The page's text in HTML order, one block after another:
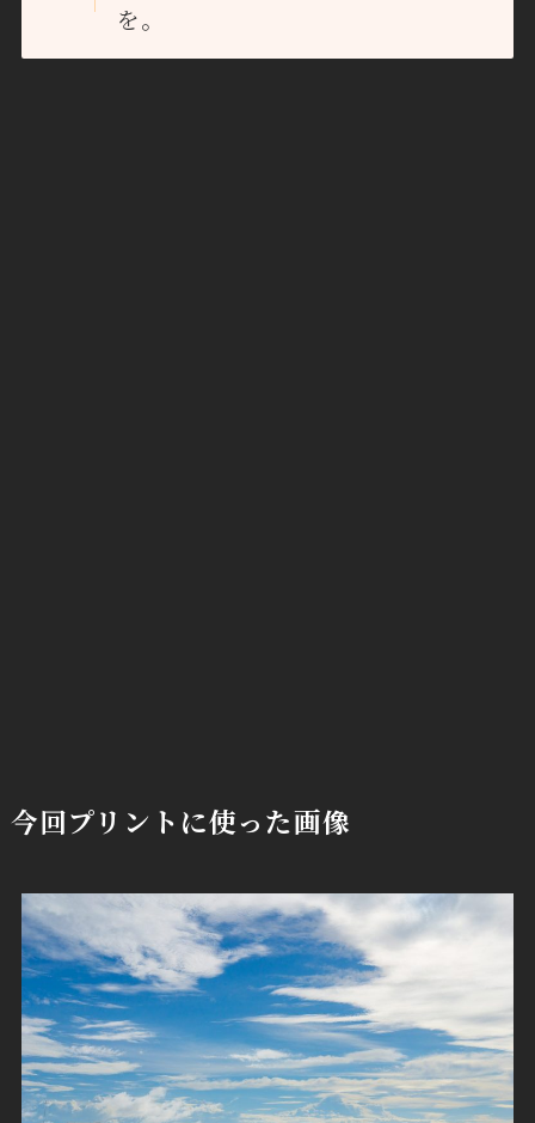
を。
今回プリントに使った画像